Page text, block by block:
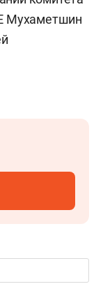
Мухаметшин